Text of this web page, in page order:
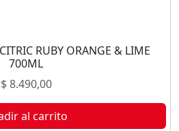
RUBY ORANGE & LIME
700ML
$8.490,00
al carrito